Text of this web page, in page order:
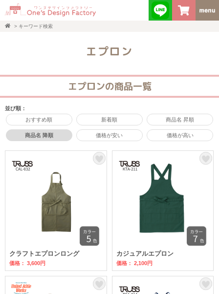
> キーワード検索
エプロン
エプロンの商品一覧
並び順：
おすすめ順
新着順 商品名 昇順
商品名 降順 価格が安い 価格が高い
クラフトエプロンロング
価格： 3,600円
カジュアルエプロン
価格： 2,100円